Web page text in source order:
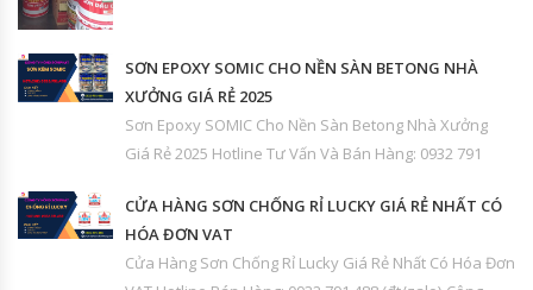
SƠN EPOXY SOMIC CHO NỀN SÀN BETONG NHÀ
XƯỞNG GIÁ RẺ 2025
Sơn Epoxy SOMIC Cho Nền Sàn Betong Nhà Xưởng
Giá Rẻ 2025 Hotline Tư Vấn Và Bán Hàng: 0932 791
CỬA HÀNG SƠN CHỐNG RỈ LUCKY GIÁ RẺ NHẤT CÓ
HÓA ĐƠN VAT
Cửa Hàng Sơn Chống Rỉ Lucky Giá Rẻ Nhất Có Hóa Đơn